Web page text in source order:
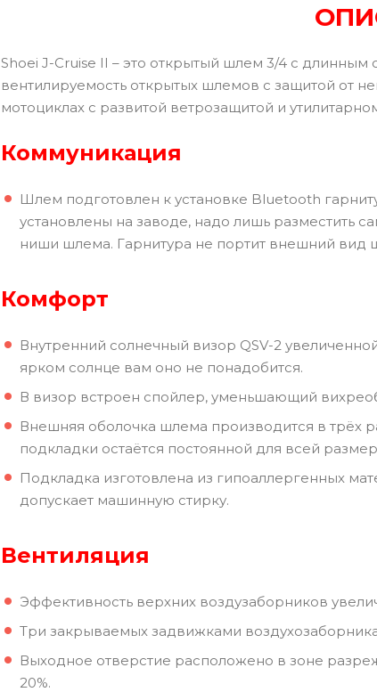
Shoei J-Cruise II – это открытый шлем 3/4 с
вентилируемость открытых шлемов с защитой от
мотоциклах с развитой ветрозащитой и
Коммуникация
Шлем подготовлен к установке Bluetooth
установлены на заводе, надо лишь разместить
ниши шлема. Гарнитура не портит внешний вид
Комфорт
Внутренний солнечный визор QSV-2
ярком солнце вам оно не понадобится.
В визор встроен спойлер, уменьшающий
Внешняя оболочка шлема производится в трёх
подкладки остаётся постоянной для всей
Подкладка изготовлена из гипоаллергенных
допускает машинную стирку.
Вентиляция
Эффективность верхних воздузаборников
Три закрываемых задвижками
Выходное отверстие расположено в зоне
20%.